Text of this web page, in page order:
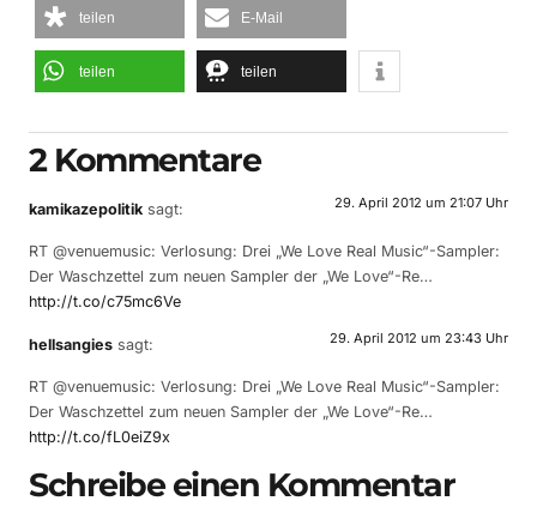
teilen E-Mail
teilen teilen
2 Kommentare
kamikazepolitik sagt: 29. April 2012 um 21:07 Uhr
RT @venuemusic: Verlosung: Drei „We Love Real Music“-Sampler:
Der Waschzettel zum neuen Sampler der „We Love“-Re…
http://t.co/c75mc6Ve
hellsangies sagt: 29. April 2012 um 23:43 Uhr
RT @venuemusic: Verlosung: Drei „We Love Real Music“-Sampler:
Der Waschzettel zum neuen Sampler der „We Love“-Re…
http://t.co/fL0eiZ9x
Schreibe einen Kommentar